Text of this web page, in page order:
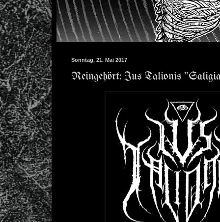
Sonntag, 21. Mai 2017
Reingehört: Ius Talionis